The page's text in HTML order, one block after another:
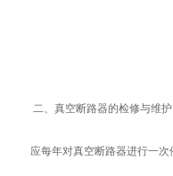
二、真空断路器的检修与维护
应每年对真空断路器进行一次